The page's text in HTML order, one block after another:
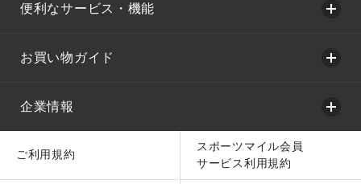
便利なサービス・機能
お買い物ガイド
企業情報
ご利用規約
スポーツマイル会員
サービス利用規約